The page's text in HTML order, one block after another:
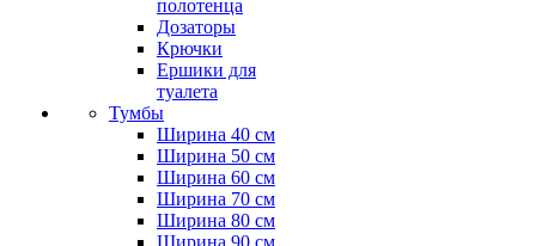
полотенца
Дозаторы
Крючки
Ершики для
туалета
Тумбы
Ширина 40 см
Ширина 50 см
Ширина 60 см
Ширина 70 см
Ширина 80 см
Ширина 90 см